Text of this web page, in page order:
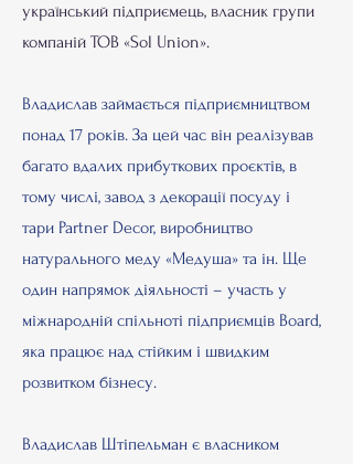
український підприємець, власник групи
компаній ТОВ «Sol Union».
Владислав займається підприємництвом
понад 17 років. За цей час він реалізував
багато вдалих прибуткових проєктів, в
тому числі, завод з декорації посуду і
тари Partner Decor, виробництво
натурального меду «Медуша» та ін. Ще
один напрямок діяльності – участь у
міжнародній спільноті підприємців Board,
яка працює над стійким і швидким
розвитком бізнесу.
Владислав Штіпельман є власником